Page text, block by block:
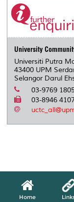
University
Universiti Putra
43400 UPM
Selangor Darul
03-9769
03-8946
Home